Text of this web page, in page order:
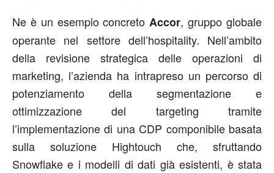
Ne è un esempio concreto Accor, gruppo globale
operante nel settore dell’hospitality. Nell’ambito
della revisione strategica delle operazioni di
marketing, l’azienda ha intrapreso un percorso di
potenziamento della segmentazione e
ottimizzazione del targeting tramite
l’implementazione di una CDP componibile basata
sulla soluzione Hightouch che, sfruttando
Snowflake e i modelli di dati già esistenti, è stata